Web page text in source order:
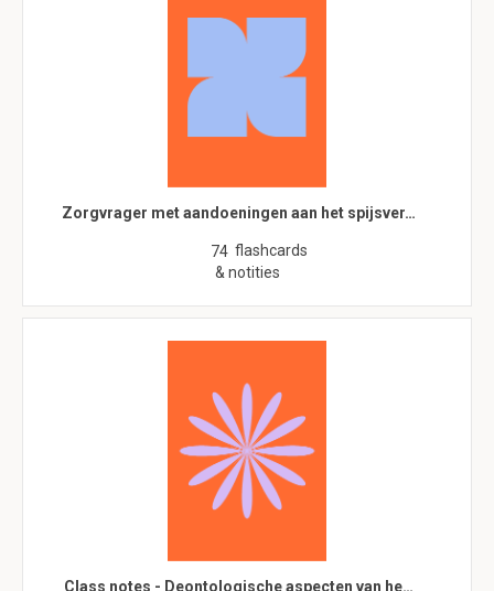
Zorgvrager met aandoeningen aan het spijsver…
74 flashcards
& notities
Class notes - Deontologische aspecten van he…